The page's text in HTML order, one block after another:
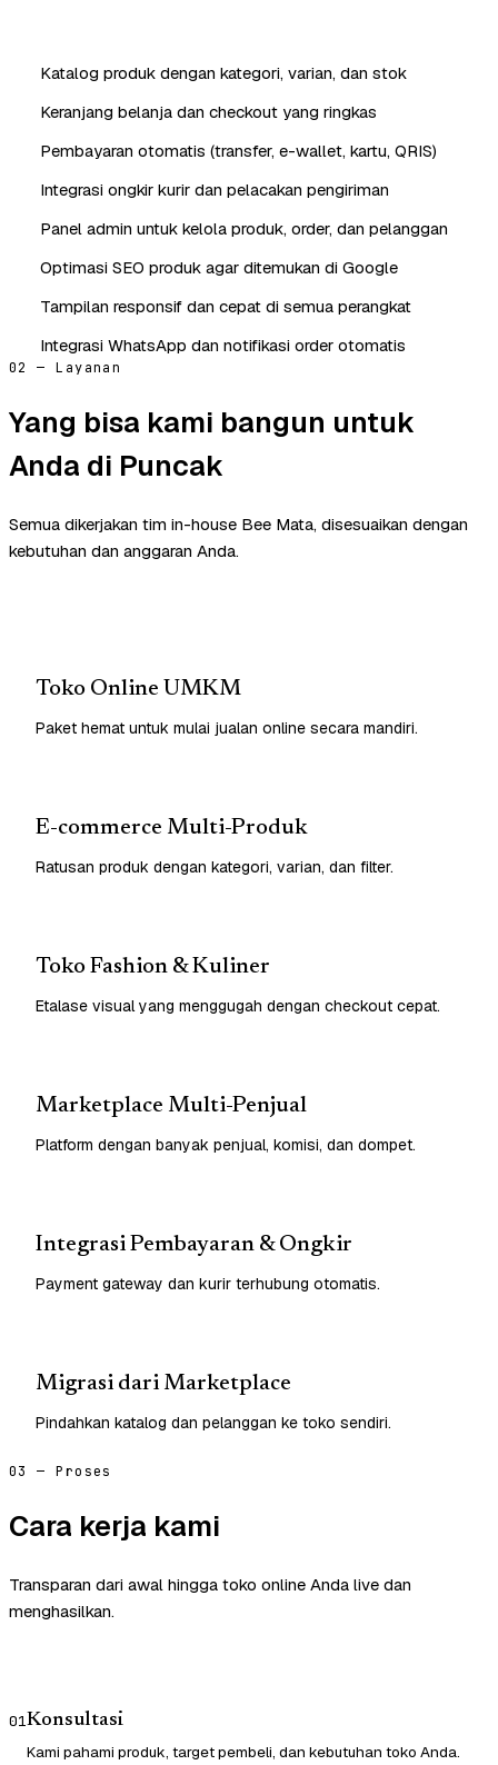
Katalog produk dengan kategori, varian, dan stok
Keranjang belanja dan checkout yang ringkas
Pembayaran otomatis (transfer, e-wallet, kartu, QRIS)
Integrasi ongkir kurir dan pelacakan pengiriman
Panel admin untuk kelola produk, order, dan pelanggan
Optimasi SEO produk agar ditemukan di Google
Tampilan responsif dan cepat di semua perangkat
Integrasi WhatsApp dan notifikasi order otomatis
02 — Layanan
Yang bisa kami bangun untuk
Anda di Puncak
Semua dikerjakan tim in-house Bee Mata, disesuaikan dengan
kebutuhan dan anggaran Anda.
Toko Online UMKM
Paket hemat untuk mulai jualan online secara mandiri.
E-commerce Multi-Produk
Ratusan produk dengan kategori, varian, dan filter.
Toko Fashion & Kuliner
Etalase visual yang menggugah dengan checkout cepat.
Marketplace Multi-Penjual
Platform dengan banyak penjual, komisi, dan dompet.
Integrasi Pembayaran & Ongkir
Payment gateway dan kurir terhubung otomatis.
Migrasi dari Marketplace
Pindahkan katalog dan pelanggan ke toko sendiri.
03 — Proses
Cara kerja kami
Transparan dari awal hingga toko online Anda live dan
menghasilkan.
01Konsultasi
Kami pahami produk, target pembeli, dan kebutuhan toko Anda.